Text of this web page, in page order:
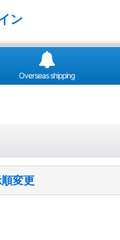
ン
Overseas shipping
変更